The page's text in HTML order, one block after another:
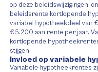
op deze beleidswijzigingen,
beleidsrente kortlopende
variabel hypotheekdeel van
€5.200 aan rente per jaar.
kortlopende
stijgen.
Invloed op variabele
Variabele hypotheekrentes